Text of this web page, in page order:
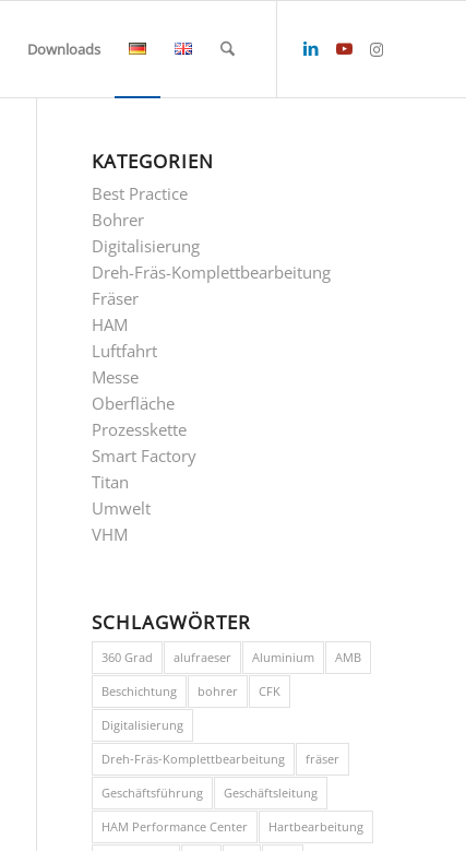
Downloads
KATEGORIEN
Best Practice
Bohrer
Digitalisierung
Dreh-Fräs-Komplettbearbeitung
Fräser
HAM
Luftfahrt
Messe
Oberfläche
Prozesskette
Smart Factory
Titan
Umwelt
VHM
SCHLAGWÖRTER
360 Grad alufraeser Aluminium AMB
Beschichtung bohrer CFK
Digitalisierung
Dreh-Fräs-Komplettbearbeitung fräser
Geschäftsführung Geschäftsleitung
HAM Performance Center Hartbearbeitung